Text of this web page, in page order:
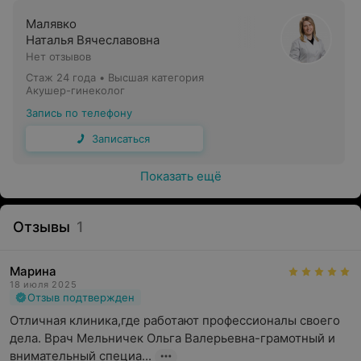
Инъекционная контурная коррекция филлером
Проверка проходимости маточных труб и
диагностика патологии полости матки под
контролем УЗИ
Кольпоскопия/Видеокольпоскопия
Биопсия шейки матки и эндометрия
Иммуногистохимия эндометрия
Гинекологическая эндокринология
Актуальные вопросы контрацепции
стимуляции овуляции
Подготовка к ЭКО
Детская и подростковая гинекология
Малявко
Наталья Вячеславовна
Нет отзывов
Стаж 24 года • Высшая категория
Акушер-гинеколог
Запись по телефону
Записаться
Показать ещё
Отзывы 1
Марина
18 июля 2025
Отзыв подтвержден
Отличная клиника,где работают профессионалы своего
дела. Врач Мельничек Ольга Валерьевна-грамотный и
внимательный специа...